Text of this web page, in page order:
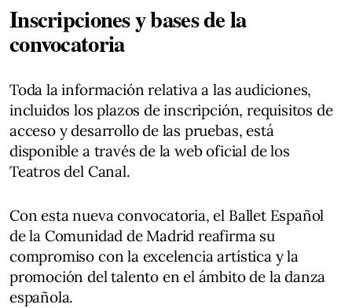
Inscripciones y bases de la
convocatoria
Toda la información relativa a las audiciones,
incluidos los plazos de inscripción, requisitos de
acceso y desarrollo de las pruebas, está
disponible a través de la web oficial de los
Teatros del Canal.
Con esta nueva convocatoria, el Ballet Español
de la Comunidad de Madrid reafirma su
compromiso con la excelencia artística y la
promoción del talento en el ámbito de la danza
española.